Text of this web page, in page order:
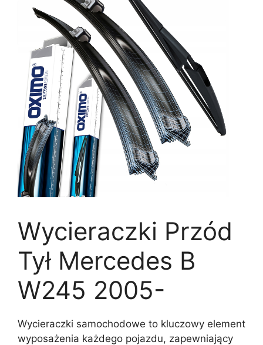
Wycieraczki Przód
Tył Mercedes B
W245 2005-
Wycieraczki samochodowe to kluczowy element
wyposażenia każdego pojazdu, zapewniający